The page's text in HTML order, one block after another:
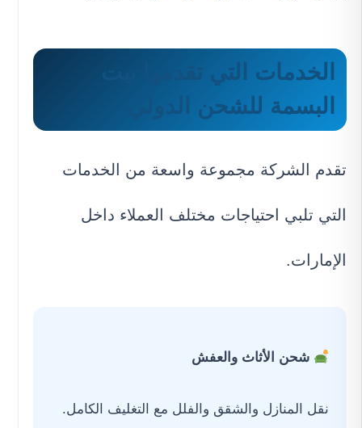
الخدمات التي تقدمها بيت
البسمة للشحن الدولي
تقدم الشركة مجموعة واسعة من الخدمات
التي تلبي احتياجات مختلف العملاء داخل
الإمارات.
شحن الأثاث والعفش
نقل المنازل والشقق والفلل مع التغليف الكامل.